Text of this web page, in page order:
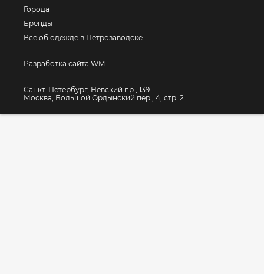
Города
Бренды
Все об одежде в Петрозаводске
Разработка сайта WM
Санкт-Петербург, Невский пр., 139
Москва, Большой Ордынский пер., 4, стр. 2